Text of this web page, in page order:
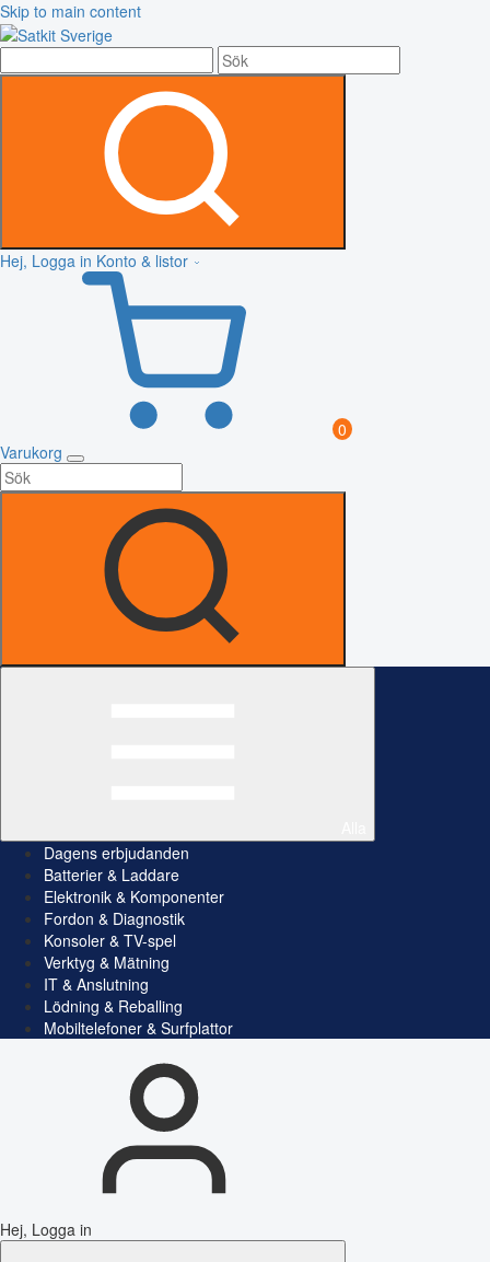
Skip to main content
Hej, Logga in Konto & listor
0
Varukorg
Dagens erbjudanden
Batterier & Laddare
Elektronik & Komponenter
Fordon & Diagnostik
Konsoler & TV-spel
Verktyg & Mätning
IT & Anslutning
Lödning & Reballing
Mobiltelefoner & Surfplattor
Hej, Logga in